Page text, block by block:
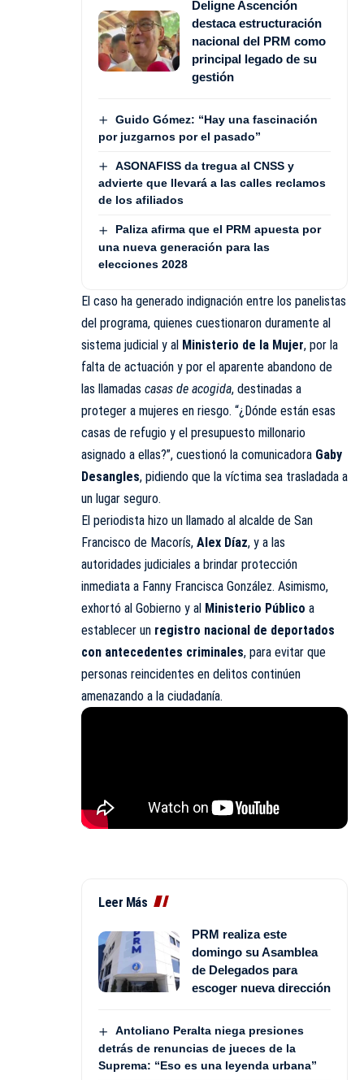
Deligne Ascención
destaca estructuración
nacional del PRM como
principal legado de su
gestión
Guido Gómez: “Hay una fascinación
por juzgarnos por el pasado”
ASONAFISS da tregua al CNSS y
advierte que llevará a las calles reclamos
de los afiliados
Paliza afirma que el PRM apuesta por
una nueva generación para las
elecciones 2028
El caso ha generado indignación entre los panelistas
del programa, quienes cuestionaron duramente al
sistema judicial y al Ministerio de la Mujer, por la
falta de actuación y por el aparente abandono de
las llamadas casas de acogida, destinadas a
proteger a mujeres en riesgo. “¿Dónde están esas
casas de refugio y el presupuesto millonario
asignado a ellas?”, cuestionó la comunicadora Gaby
Desangles, pidiendo que la víctima sea trasladada a
un lugar seguro.
El periodista hizo un llamado al alcalde de San
Francisco de Macorís, Alex Díaz, y a las
autoridades judiciales a brindar protección
inmediata a Fanny Francisca González. Asimismo,
exhortó al Gobierno y al Ministerio Público a
establecer un registro nacional de deportados
con antecedentes criminales, para evitar que
personas reincidentes en delitos continúen
amenazando a la ciudadanía.
Leer Más
PRM realiza este
domingo su Asamblea
de Delegados para
escoger nueva dirección
Antoliano Peralta niega presiones
detrás de renuncias de jueces de la
Suprema: “Eso es una leyenda urbana”